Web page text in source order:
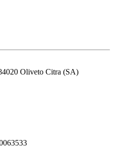
Oliveto Citra (SA)